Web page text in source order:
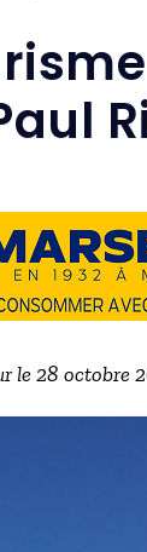
le 28 octobre